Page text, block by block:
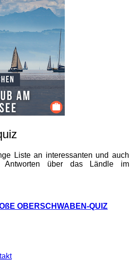
Liste an interessanten und auch
Antworten über das Ländle im
OBERSCHWABEN-QUIZ